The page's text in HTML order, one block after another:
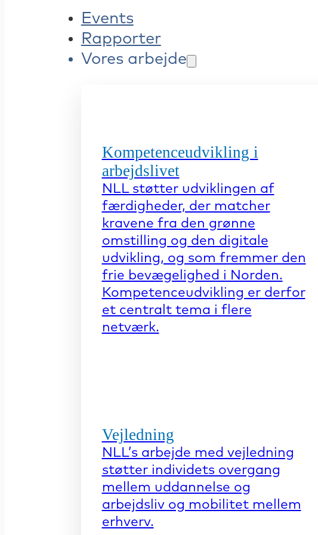
Events
Rapporter
Vores arbejde
Kompetenceudvikling i
arbejdslivet
NLL støtter udviklingen af
færdigheder, der matcher
kravene fra den grønne
omstilling og den digitale
udvikling, og som fremmer den
frie bevægelighed i Norden.
Kompetenceudvikling er derfor
et centralt tema i flere
netværk.
Vejledning
NLL’s arbejde med vejledning
støtter individets overgang
mellem uddannelse og
arbejdsliv og mobilitet mellem
erhverv.